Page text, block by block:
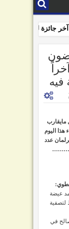
جائزة للفائزين
يرفضون
برلمان سيئون، و142 آخراً
فيه
مايقارب
هذا اليوم
عدد
………
عيضة
في